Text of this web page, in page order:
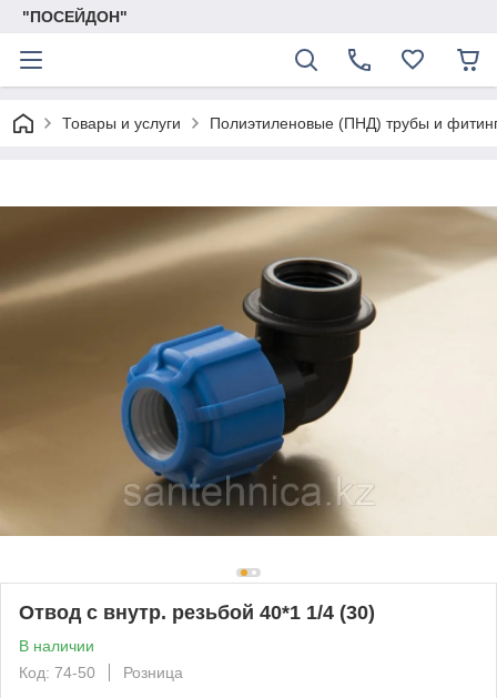
"ПОСЕЙДОН"
Товары и услуги Полиэтиленовые (ПНД) трубы и
Отвод с внутр. резьбой 40*1 1/4 (30)
В наличии
Код: 74-50
Розница